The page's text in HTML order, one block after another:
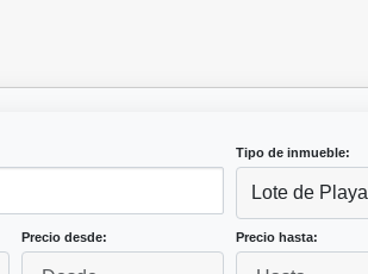
Tipo de inmueble:
Lote de Playa
Precio desde: Precio hasta: